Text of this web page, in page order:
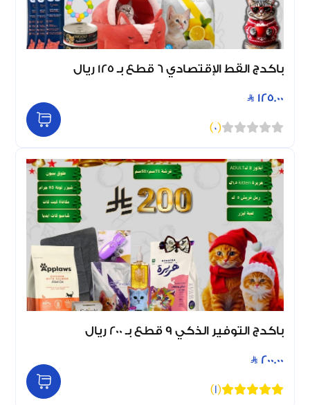
باكدج القط الإقتصادي 6 قطع بـ 125 ريال
125.00
(
0
)
باكدج التوفير الذكي 9 قطع بـ 200 ريال
200.00
(
1
)